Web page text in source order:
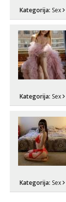
Kategorija: Sex
Kategorija: Sex
Kategorija: Sex